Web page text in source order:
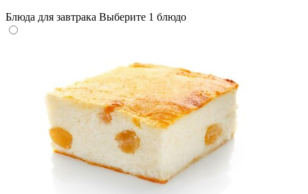
Блюда для завтрака Выберите 1 блюдо